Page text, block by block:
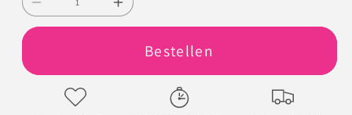
Aantal
verlagen
Veel
sterkte
Aantal
verhogen
voor
Veel
sterkte
Bestellen